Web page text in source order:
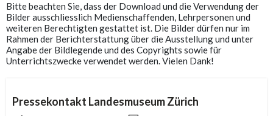
Bitte beachten Sie, dass der Download und die Verwendung der
Bilder ausschliesslich Medienschaffenden, Lehrpersonen und
weiteren Berechtigten gestattet ist. Die Bilder dürfen nur im
Rahmen der Berichterstattung über die Ausstellung und unter
Angabe der Bildlegende und des Copyrights sowie für
Unterrichtszwecke verwendet werden. Vielen Dank!
Pressekontakt Landesmuseum Zürich